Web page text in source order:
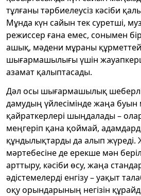
тұлғаны тәрбиелеусіз кәсіби
Мұнда күн сайын тек суретші,
режиссер ғана емес, сонымен
ашық, мәдени мұраны
шығармашылығы үшін
азамат қалыптасады.
Дәл осы шығармашылық
дамудың үйлесімінде жаңа буын
қайраткерлері шыңдалады – олар
меңгеріп қана қоймай, адамдарды
құндылықтарды да алып жүреді.
мәртебесіне де ерекше мән
арттыру, кәсіби өсу, жаңа
әдістемелерді енгізу – уақыт
оқу орындарының негізін